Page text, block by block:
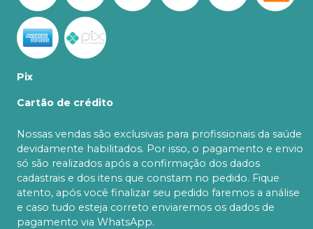
Pix
Cartão de crédito
Nossas vendas são exclusivas para profissionais da saúde
devidamente habilitados. Por isso, o pagamento e envio
só são realizados após a confirmação dos dados
cadastrais e dos itens que constam no pedido. Fique
atento, após você finalizar seu pedido faremos a análise
e caso tudo esteja correto enviaremos os dados de
pagamento via WhatsApp.